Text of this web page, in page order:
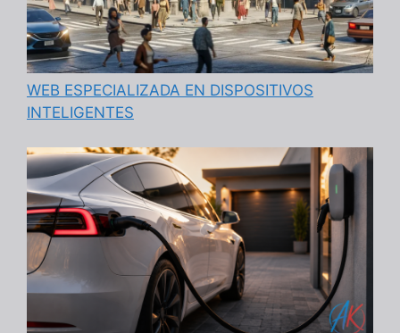
WEB ESPECIALIZADA EN DISPOSITIVOS
INTELIGENTES